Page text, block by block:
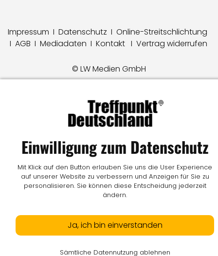
Impressum I Datenschutz I Online-Streitschlichtung
I AGB I Mediadaten I Kontakt I Vertrag widerrufen
© LW Medien GmbH
Einwilligung zum Datenschutz
Mit Klick auf den Button erlauben Sie uns die User Experience
auf unserer Website zu verbessern und Anzeigen für Sie zu
personalisieren. Sie können diese Entscheidung jederzeit
ändern.
Ja, ich bin einverstanden
Sämtliche Datennutzung ablehnen